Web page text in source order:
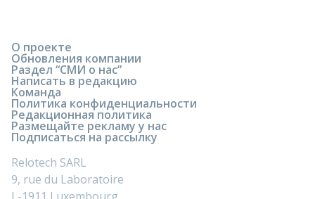
О проекте
Обновления компании
Раздел “СМИ о нас”
Написать в редакцию
Команда
Политика конфиденциальности
Редакционная политика
Размещайте рекламу у нас
Подписаться на рассылку
Relotech SARL
9, rue du Laboratoire